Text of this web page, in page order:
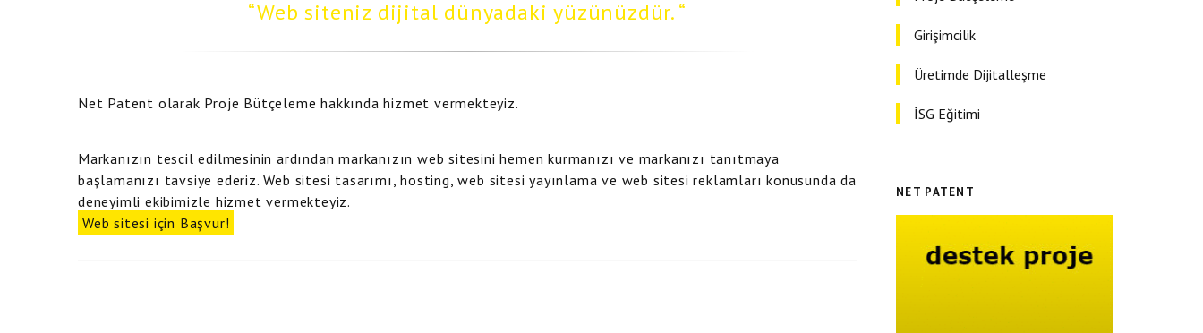
Web siteniz dijital dünyadaki yüzünüzdür.
Net Patent olarak Proje Bütçeleme hakkında hizmet vermekteyiz.
Markanızın tescil edilmesinin ardından markanızın web sitesini hemen kurmanızı ve markanızı tanıtmaya
başlamanızı tavsiye ederiz. Web sitesi tasarımı, hosting, web sitesi yayınlama ve web sitesi reklamları konusunda da
deneyimli ekibimizle hizmet vermekteyiz.
Web sitesi için Başvur!
Girişimcilik
Üretimde Dijitalleşme
İSG Eğitimi
NET PATENT